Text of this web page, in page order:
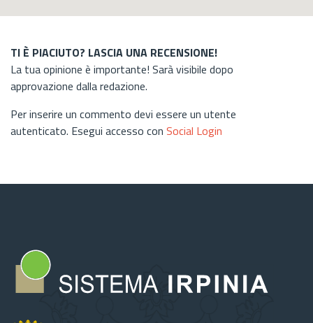
TI È PIACIUTO? LASCIA UNA RECENSIONE!
La tua opinione è importante! Sarà visibile dopo
approvazione dalla redazione.
Per inserire un commento devi essere un utente
autenticato. Esegui accesso con Social Login